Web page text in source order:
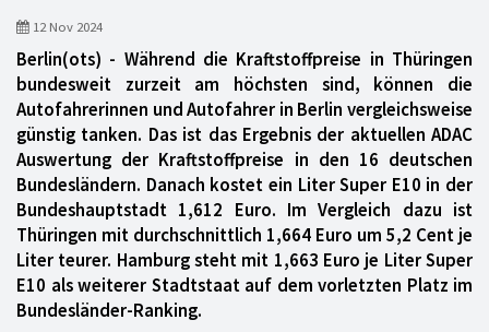
12 Nov 2024
Berlin(ots) - Während die Kraftstoffpreise in Thüringen
bundesweit zurzeit am höchsten sind, können die
Autofahrerinnen und Autofahrer in Berlin vergleichsweise
günstig tanken. Das ist das Ergebnis der aktuellen ADAC
Auswertung der Kraftstoffpreise in den 16 deutschen
Bundesländern. Danach kostet ein Liter Super E10 in der
Bundeshauptstadt 1,612 Euro. Im Vergleich dazu ist
Thüringen mit durchschnittlich 1,664 Euro um 5,2 Cent je
Liter teurer. Hamburg steht mit 1,663 Euro je Liter Super
E10 als weiterer Stadtstaat auf dem vorletzten Platz im
Bundesländer-Ranking.